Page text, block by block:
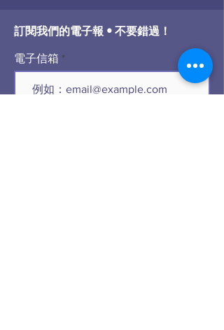
訂閱我們的電子報 • 不要錯過！
電子信箱